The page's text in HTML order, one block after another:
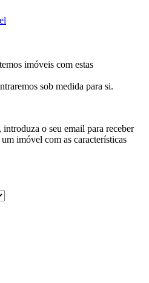
imóveis com estas
sob medida para si.
o seu email para receber
imóvel com as características